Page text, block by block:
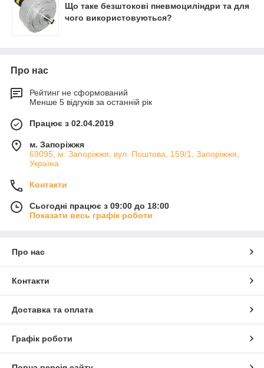
Що таке безштокові пневмоциліндри та для
чого використовуються?
Про нас
Рейтинг не сформований
Менше 5 відгуків за останній рік
Працює з 02.04.2019
м. Запоріжжя
69095, м. Запоріжжя, вул. Поштова, 159/1, Запоріжжя,
Україна
Контакти
Сьогодні працює з 09:00 до 18:00
Показати весь графік роботи
Про нас
Контакти
Доставка та оплата
Графік роботи